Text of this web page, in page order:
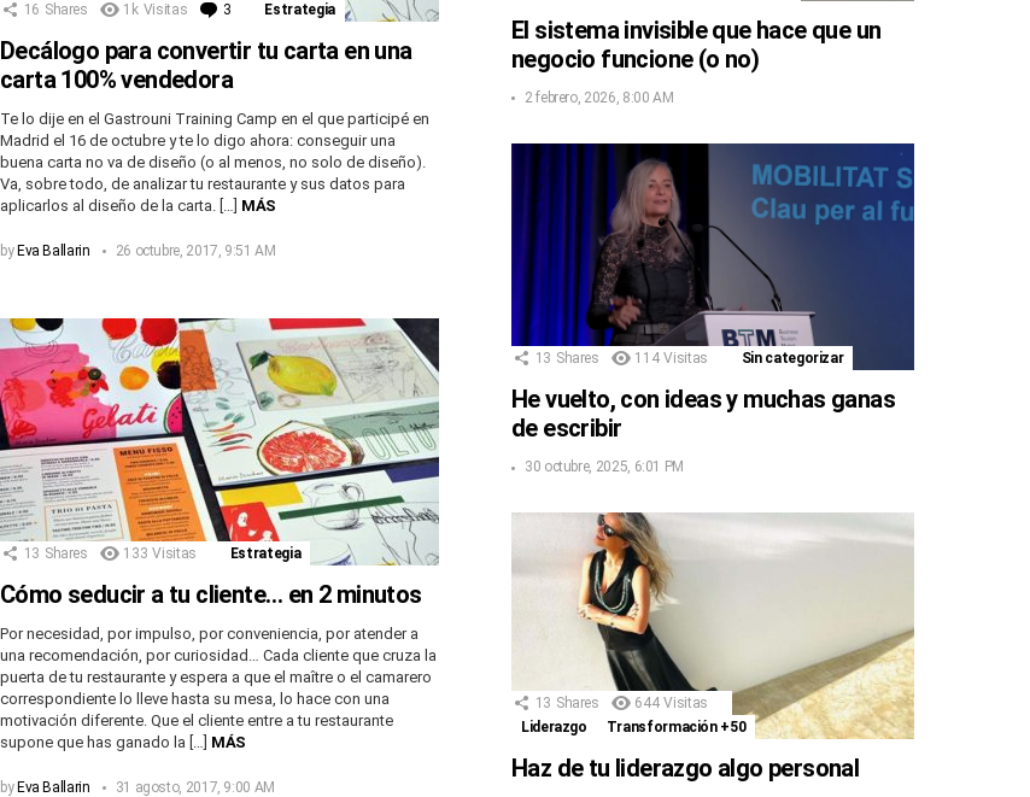
16 Shares 1k Visitas 3 Comentarios
Estrategia
Decálogo para convertir tu carta en una
carta 100% vendedora
Te lo dije en el Gastrouni Training Camp en el que participé en
Madrid el 16 de octubre y te lo digo ahora: conseguir una
buena carta no va de diseño (o al menos, no solo de diseño).
Va, sobre todo, de analizar tu restaurante y sus datos para
aplicarlos al diseño de la carta. […] MÁS
by Eva Ballarin 26 octubre, 2017, 9:51 AM
13 Shares 133 Visitas Estrategia
Cómo seducir a tu cliente… en 2 minutos
Por necesidad, por impulso, por conveniencia, por atender a
una recomendación, por curiosidad… Cada cliente que cruza la
puerta de tu restaurante y espera a que el maître o el camarero
correspondiente lo lleve hasta su mesa, lo hace con una
motivación diferente. Que el cliente entre a tu restaurante
supone que has ganado la […] MÁS
by Eva Ballarin 31 agosto, 2017, 9:00 AM
El sistema invisible que hace que un
negocio funcione (o no)
2 febrero, 2026, 8:00 AM
13 Shares 114 Visitas Sin categorizar
He vuelto, con ideas y muchas ganas
de escribir
30 octubre, 2025, 6:01 PM
13 Shares 644 Visitas
Liderazgo
Transformación +50
Haz de tu liderazgo algo personal